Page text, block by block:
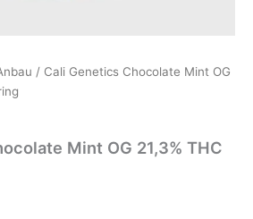
/ Cali Genetics Chocolate Mint OG
Mint OG 21,3% THC